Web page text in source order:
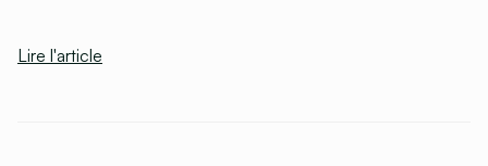
Lire l'article